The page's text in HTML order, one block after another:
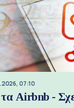
07:10
Airbnb -